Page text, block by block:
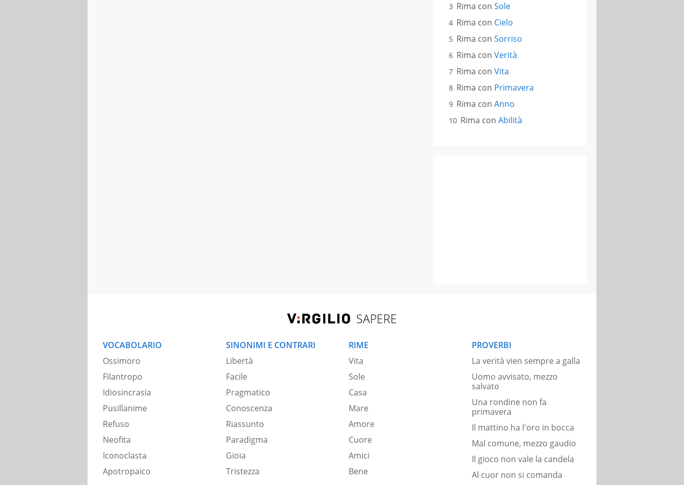
Rima con Sole
Rima con Cielo
Rima con Sorriso
Rima con Verità
Rima con Vita
Rima con Primavera
Rima con Anno
Rima con Abilità
SAPERE
VOCABOLARIO
Ossimoro
Filantropo
Idiosincrasia
Pusillanime
Refuso
Neofita
Iconoclasta
Apotropaico
SINONIMI E CONTRARI
Libertà
Facile
Pragmatico
Conoscenza
Riassunto
Paradigma
Gioia
Tristezza
RIME
Vita
Sole
Casa
Mare
Amore
Cuore
Amici
Bene
PROVERBI
La verità vien sempre a galla
Uomo avvisato, mezzo
salvato
Una rondine non fa
primavera
Il mattino ha l'oro in bocca
Mal comune, mezzo gaudio
Il gioco non vale la candela
Al cuor non si comanda